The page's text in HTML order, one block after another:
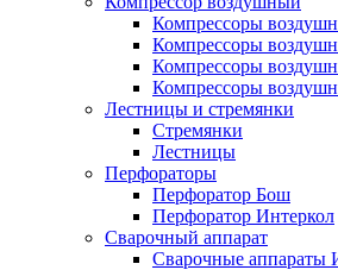
Компрессоры
Компрессоры
Компрессоры
Компрессоры
Лестницы и стремянки
Стремянки
Лестницы
Перфораторы
Перфоратор Бош
Перфоратор Интеркол
Сварочный аппарат
Сварочные аппараты